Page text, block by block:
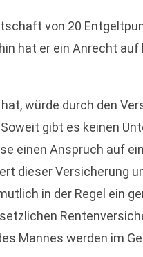
von 20
hat er ein Anrecht
würde durch den
gibt es keinen
einen Anspruch auf
dieser Versicherung
in der Regel ein
Mannes werden im